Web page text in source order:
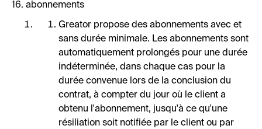
16. abonnements
Greator propose des abonnements avec et
sans durée minimale. Les abonnements sont
automatiquement prolongés pour une durée
indéterminée, dans chaque cas pour la
durée convenue lors de la conclusion du
contrat, à compter du jour où le client a
obtenu l'abonnement, jusqu'à ce qu'une
résiliation soit notifiée par le client ou par